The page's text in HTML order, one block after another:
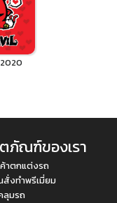
ภัณฑ์ของเรา
าตกแต่งรถ
สั่งทำพรีเมี่ยม
ลุมรถ